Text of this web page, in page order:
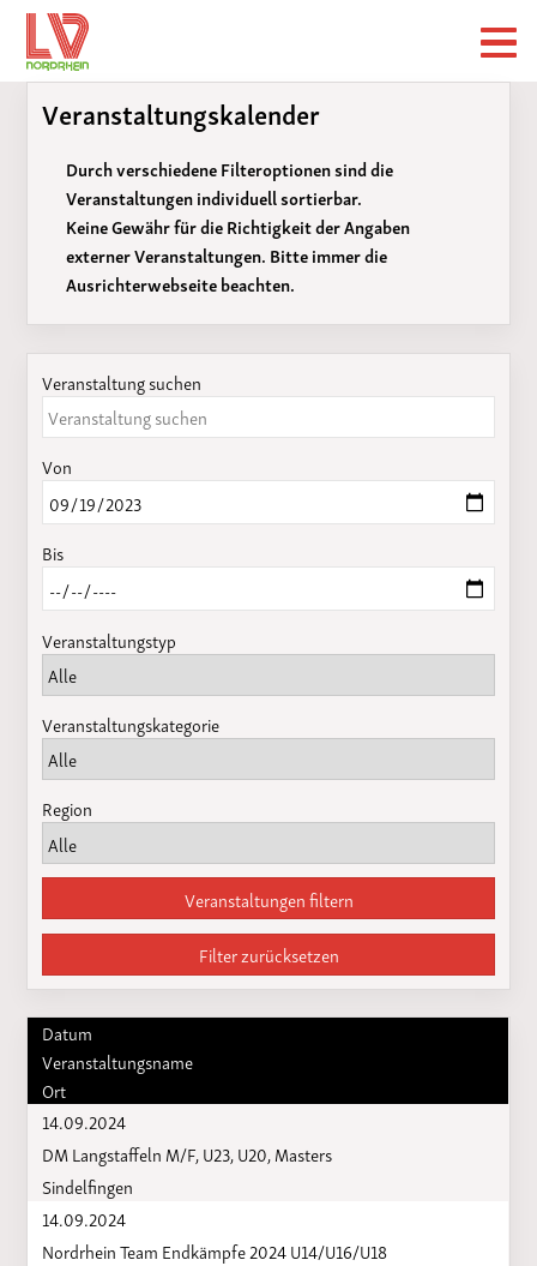
Veranstaltungskalender
Durch verschiedene Filteroptionen sind die
Veranstaltungen individuell sortierbar.
Keine Gewähr für die Richtigkeit der Angaben
externer Veranstaltungen. Bitte immer die
Ausrichterwebseite beachten.
Veranstaltung suchen
Von
Bis
Veranstaltungstyp
Veranstaltungskategorie
Region
Veranstaltungen filtern
Filter zurücksetzen
Datum
Veranstaltungsname
Ort
14.09.2024
DM Langstaffeln M/F, U23, U20, Masters
Sindelfingen
14.09.2024
Nordrhein Team Endkämpfe 2024 U14/U16/U18